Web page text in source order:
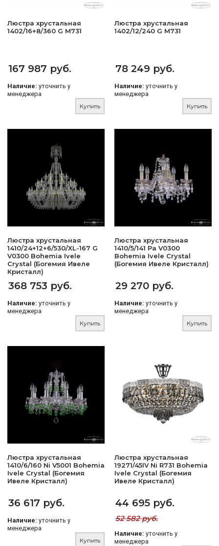
Люстра хрустальная
1402/16+8/360 G M731
167 987 руб.
Наличие: уточнить у
менеджера
Купить
Люстра хрустальная
1402/12/240 G M731
78 249 руб.
Наличие: уточнить у
менеджера
Купить
Люстра хрустальная
1410/24+12+6/530/XL-167 G
V0300 Bohemia Ivele
Crystal (Богемия Ивеле
Кристалл)
368 753 руб.
Наличие: уточнить у
менеджера
Купить
Люстра хрустальная
1410/5/141 Pa V0300
Bohemia Ivele Crystal
(Богемия Ивеле Кристалл)
29 270 руб.
Наличие: уточнить у
менеджера
Купить
Люстра хрустальная
1410/6/160 Ni V5001 Bohemia
Ivele Crystal (Богемия
Ивеле Кристалл)
36 617 руб.
Наличие: уточнить у
менеджера
Купить
Люстра хрустальная
19271/45IV Ni R731 Bohemia
Ivele Crystal (Богемия
Ивеле Кристалл)
44 695 руб.
52 582 руб.
Наличие: уточнить у
менеджера